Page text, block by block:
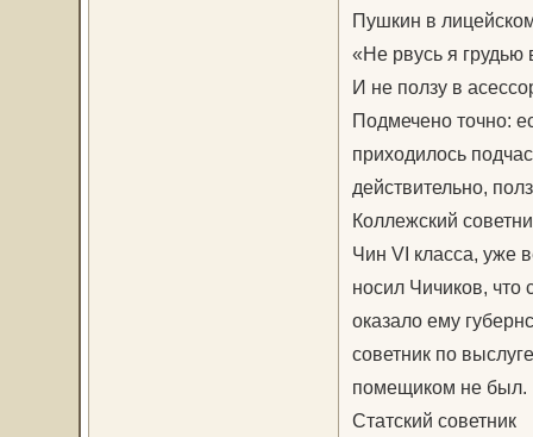
Пушкин в
«Не рвусь я грудью
И не ползу в
Подмечено точно:
приходилось
действительно,
Коллежский
Чин VI класса, уже
носил Чичиков,
оказало ему
советник по
помещиком не был.
Статский советник